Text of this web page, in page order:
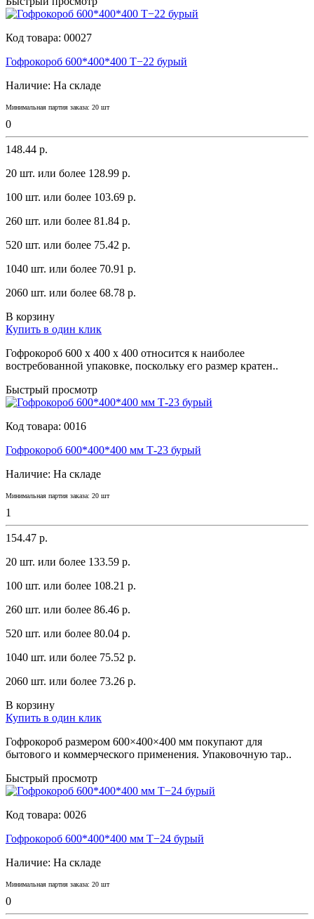
Код товара: 00027
Гофрокороб 600*400*400 Т−22 бурый
Наличие: На складе
Минимальная партия заказа: 20 шт
0
148.44 р.
20 шт. или более 128.99 p.
100 шт. или более 103.69 p.
260 шт. или более 81.84 p.
520 шт. или более 75.42 p.
1040 шт. или более 70.91 p.
2060 шт. или более 68.78 p.
В корзину
Купить в один клик
Гофрокороб 600 х 400 х 400 относится к наиболее
востребованной упаковке, поскольку его размер кратен..
Быстрый просмотр
Код товара: 0016
Гофрокороб 600*400*400 мм Т-23 бурый
Наличие: На складе
Минимальная партия заказа: 20 шт
1
154.47 р.
20 шт. или более 133.59 p.
100 шт. или более 108.21 p.
260 шт. или более 86.46 p.
520 шт. или более 80.04 p.
1040 шт. или более 75.52 p.
2060 шт. или более 73.26 p.
В корзину
Купить в один клик
Гофрокороб размером 600×400×400 мм покупают для
бытового и коммерческого применения. Упаковочную тар..
Быстрый просмотр
Код товара: 0026
Гофрокороб 600*400*400 мм Т−24 бурый
Наличие: На складе
Минимальная партия заказа: 20 шт
0